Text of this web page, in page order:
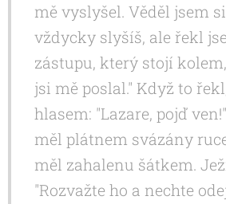
mě vyslyšel. Věděl jsem
vždycky slyšíš, ale řekl
zástupu, který stojí
jsi mě poslal." Když to
hlasem: "Lazare, pojď
měl plátnem svázány
měl zahalenu šátkem.
"Rozvažte ho a nechte